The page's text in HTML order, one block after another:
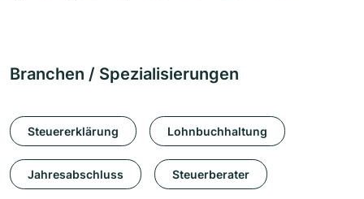
Branchen / Spezialisierungen
Steuererklärung Lohnbuchhaltung
Jahresabschluss Steuerberater